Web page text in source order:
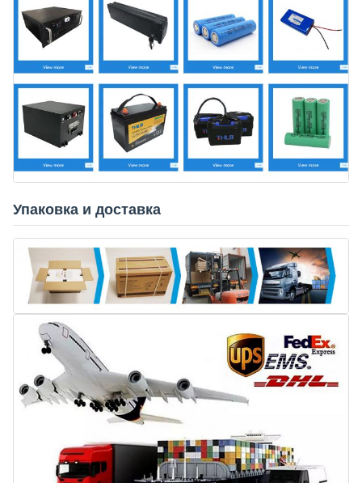
Упаковка и доставка